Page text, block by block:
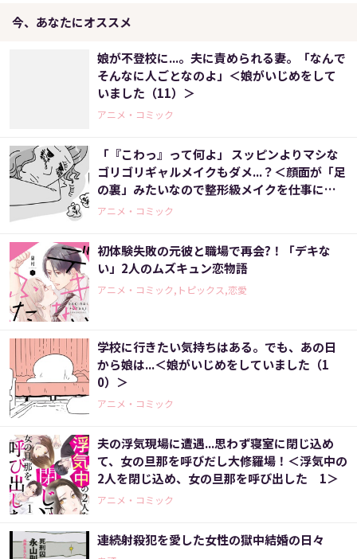
今、あなたにオススメ
娘が不登校に...。夫に責められる妻。「なんで
そんなに人ごとなのよ」＜娘がいじめをして
いました（11）＞
アニメ・コミック
「『こわっ』って何よ」 スッピンよりマシな
ゴリゴリギャルメイクもダメ...？＜顔面が「足
の裏」みたいなので整形級メイクを仕事にし
ました（7）＞
アニメ・コミック
初体験失敗の元彼と職場で再会?！「デキな
い」2人のムズキュン恋物語
アニメ・コミック,トピックス,恋愛
学校に行きたい気持ちはある。でも、あの日
から娘は...＜娘がいじめをしていました（1
0）＞
アニメ・コミック
夫の浮気現場に遭遇...思わず寝室に閉じ込め
て、女の旦那を呼びだし大修羅場！＜浮気中の
2人を閉じ込め、女の旦那を呼び出した 1＞
アニメ・コミック
連続射殺犯を愛した女性の獄中結婚の日々